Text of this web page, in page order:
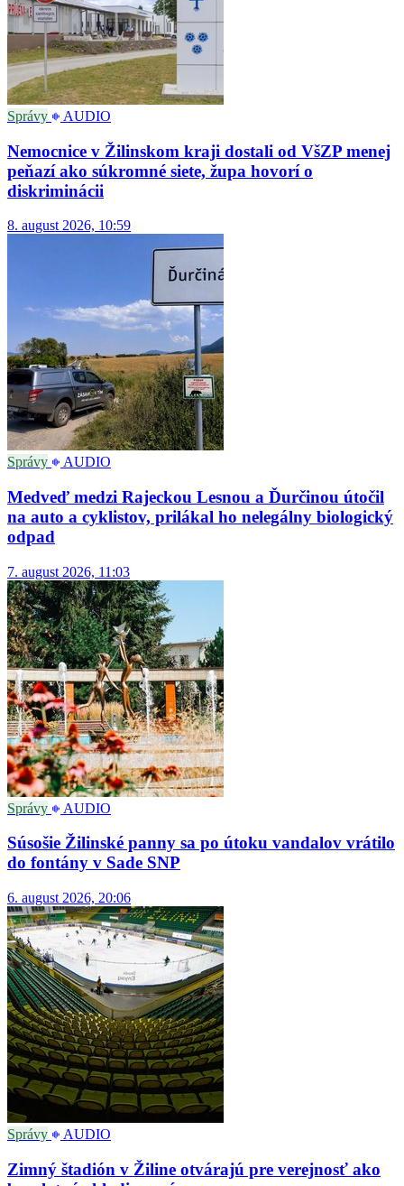
Správy AUDIO
Nemocnice v Žilinskom kraji dostali od VšZP menej
peňazí ako súkromné siete, župa hovorí o
diskriminácii
8. august 2026, 10:59
Správy AUDIO
Medveď medzi Rajeckou Lesnou a Ďurčinou útočil
na auto a cyklistov, prilákal ho nelegálny biologický
odpad
7. august 2026, 11:03
Správy AUDIO
Súsošie Žilinské panny sa po útoku vandalov vrátilo
do fontány v Sade SNP
6. august 2026, 20:06
Správy AUDIO
Zimný štadión v Žiline otvárajú pre verejnosť ako